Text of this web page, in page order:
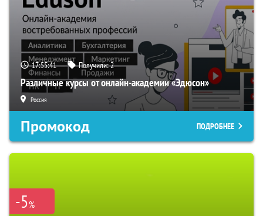
17:55:40 Получили:2
Различные курсы от онлайн-академии «Эдюсон»
Россия
Промокод ПОДРОБНЕЕ
-5%